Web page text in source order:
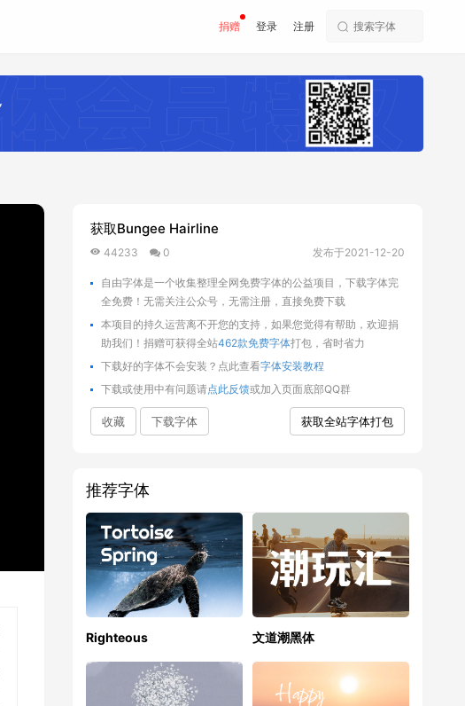
捐赠 登录 注册
获取Bungee Hairline
44233 0 发布于2021-12-20
自由字体是一个收集整理全网免费字体的公益项目，下载字体完
全免费！无需关注公众号，无需注册，直接免费下载
本项目的持久运营离不开您的支持，如果您觉得有帮助，欢迎捐
助我们！捐赠可获得全站462款免费字体打包，省时省力
下载好的字体不会安装？点此查看字体安装教程
下载或使用中有问题请点此反馈或加入页面底部QQ群
收藏 下载字体 获取全站字体打包
推荐字体
Righteous 文道潮黑体